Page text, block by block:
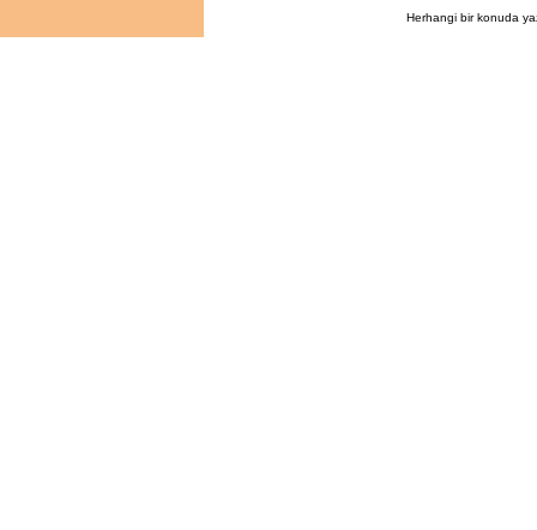
Herhangi bir konuda